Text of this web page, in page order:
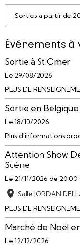
Sorties à partir de
Événements à
Sortie à St Omer
Le 29/08/2026
PLUS DE
Sortie en
Le 18/10/2026
Plus d'informations
Attention Show
Scène
Le 21/11/2026 de 20:00
Salle JORDAN
PLUS DE
Marché de Noël
Le 12/12/2026